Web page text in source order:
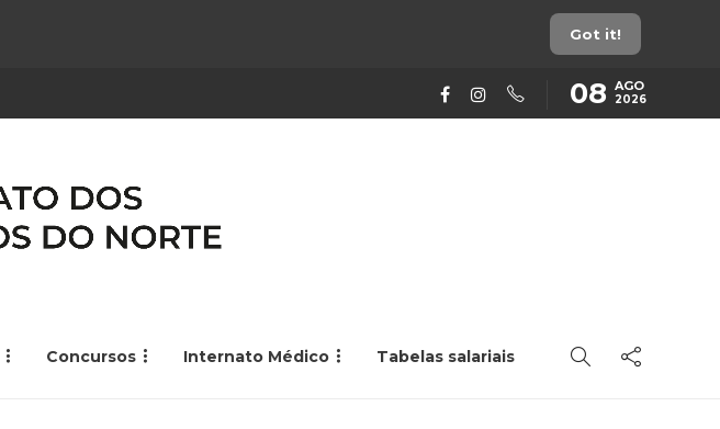
Got it!
08 AGO
2026
Concursos Internato Médico Tabelas salariais